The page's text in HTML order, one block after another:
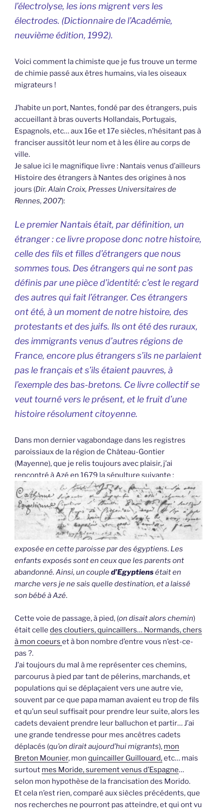
l’électrolyse, les ions migrent vers les
électrodes. (Dictionnaire de l’Académie,
neuvième édition, 1992).
Voici comment la chimiste que je fus trouve un terme
de chimie passé aux êtres humains, via les oiseaux
migrateurs !
J’habite un port, Nantes, fondé par des étrangers, puis
accueillant à bras ouverts Hollandais, Portugais,
Espagnols, etc… aux 16e et 17e siècles, n’hésitant pas à
franciser aussitôt leur nom et à les élire au corps de
ville.
Je salue ici le magnifique livre : Nantais venus d’ailleurs
Histoire des étrangers à Nantes des origines à nos
jours (Dir. Alain Croix, Presses Universitaires de
Rennes, 2007):
Le premier Nantais était, par définition, un
étranger : ce livre propose donc notre histoire,
celle des fils et filles d’étrangers que nous
sommes tous. Des étrangers qui ne sont pas
définis par une pièce d’identité: c’est le regard
des autres qui fait l’étranger. Ces étrangers
ont été, à un moment de notre histoire, des
protestants et des juifs. Ils ont été des ruraux,
des immigrants venus d’autres régions de
France, encore plus étrangers s’ils ne parlaient
pas le français et s’ils étaient pauvres, à
l’exemple des bas-bretons. Ce livre collectif se
veut tourné vers le présent, et le fruit d’une
histoire résolument citoyenne.
Dans mon dernier vagabondage dans les registres
paroissiaux de la région de Château-Gontier
(Mayenne), que je relis toujours avec plaisir, j’ai
rencontré à Azé en 1679 la sépulture suivante :
exposée en cette paroisse par des égyptiens. Les
enfants exposés sont en ceux que les parents ont
abandonné. Ainsi, un coupled’Egyptiensétait en
marche vers je ne sais quelle destination, et a laissé
son bébé à Azé.
Cette voie de passage, à pied, (on disait alors chemin)
était celle des cloutiers, quincaillers… Normands, chers
à mon coeurs et à bon nombre d’entre vous n’est-ce-
pas ?.
J’ai toujours du mal à me représenter ces chemins,
parcourus à pied par tant de pélerins, marchands, et
populations qui se déplaçaient vers une autre vie,
souvent par ce que papa maman avaient eu trop de fils
et qu’un seul suffisait pour prendre leur suite, alors les
cadets devaient prendre leur balluchon et partir… J’ai
une grande tendresse pour mes ancêtres cadets
déplacés (qu’on dirait aujourd’hui migrants), mon
Breton Mounier, mon quincailler Guillouard,etc… mais
surtout mes Moride, surement venus d’Espagne…
selon mon hypothèse de la francisation des Morido.
Et cela n’est rien, comparé aux siècles précédents, que
nos recherches ne pourront pas atteindre, et qui ont vu